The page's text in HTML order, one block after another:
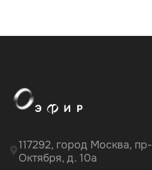
117292, город Москва,
Октября, д. 10а